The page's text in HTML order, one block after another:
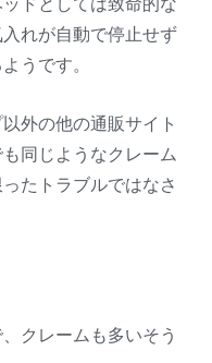
れが自動で停止せず
うです。
外の他の通販サイト
同じようなクレーム
たトラブルではなさ
クレームも多いそう